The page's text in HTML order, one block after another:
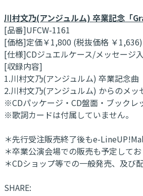
川村文乃(アンジュルム) 卒業記念「
[品番]UFCW-1161
[価格]定価￥1,800 (税抜価格 ￥1,636)
[仕様]CDジュエルケース/メッセージ
[収録内容]
1.川村文乃(アンジュルム) 卒業記念曲
2.川村文乃(アンジュルム) からのメッ
※CDパッケージ・CD盤面・ブックレ
※歌詞カードは付属していません。
＊先行受注販売終了後もe-
＊卒業公演会場での販売も予定して
＊CDショップ等での一般発売、及び
SHARE: